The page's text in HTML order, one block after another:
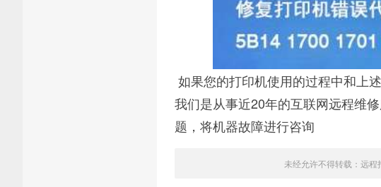
如果您的打印机使用的过程中和上
我们是从事近20年的互联网远程维
题，将机器故障进行咨询
未经允许不得转载： 远程